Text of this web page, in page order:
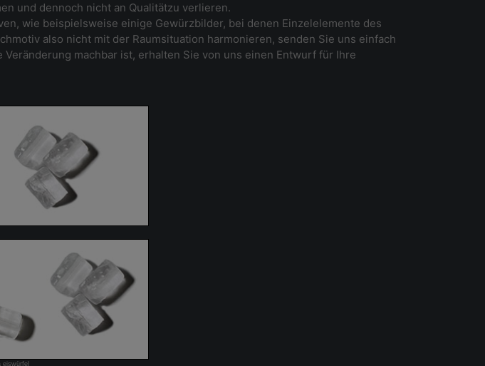
und dennoch nicht an Qualitätzu verlieren.
wie beispielsweise einige Gewürzbilder, bei denen Einzelelemente des
also nicht mit der Raumsituation harmonieren, senden Sie uns einfach
machbar ist, erhalten Sie von uns einen Entwurf für Ihre
eiswürfel